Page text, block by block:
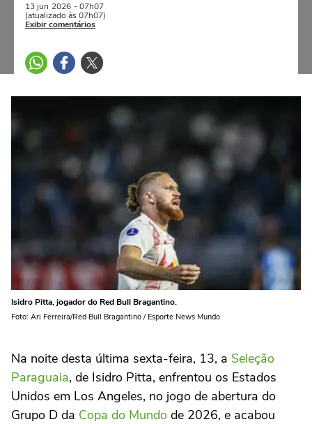
13 jun 2026 - 07h07
(atualizado às 07h07)
Exibir comentários
Isidro Pitta, jogador do Red Bull Bragantino.
Foto: Ari Ferreira/Red Bull Bragantino / Esporte News Mundo
Na noite desta última sexta-feira, 13, a Seleção
Paraguaia, de Isidro Pitta, enfrentou os Estados
Unidos em Los Angeles, no jogo de abertura do
Grupo D da Copa do Mundo de 2026, e acabou